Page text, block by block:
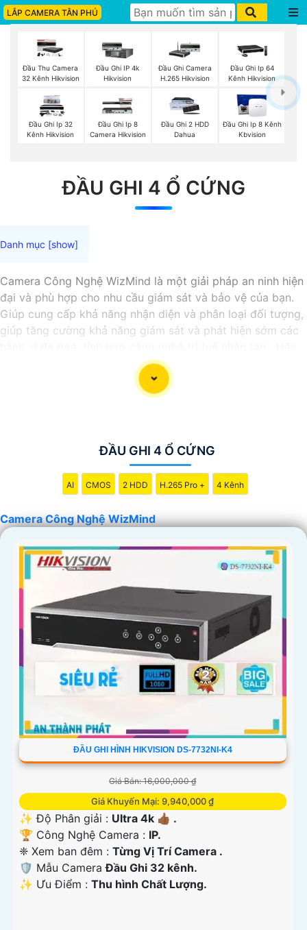
LẮP CAMERA TÂN PHÚ
Đầu Thu Camera
32 Kênh Hikvision
Đầu Ghi IP 4k
Hikvision
Đầu Ghi Camera
H.265 Hikvision
Đầu Ghi Ip 64
Kênh Hikvision
Đầu Ghi Ip 32
Kênh Hikvision
Đầu Ghi Ip 8
Camera Hikvision
Đầu Ghi 2 HDD
Dahua
Đầu Ghi Ip 8 Kênh
Kbvision
ĐẦU GHI 4 Ổ CỨNG
Camera Công Nghệ WizMind là một giải pháp an ninh hiện
đại và phù hợp cho nhu cầu giám sát và bảo vệ của bạn.
Giúp cung cấp khả năng nhận diện và phân loại đối tượng,
giúp tăng cường khả năng giám sát và phát hiện sớm các
chọn ngay camera ngay hôm nay để bảo vệ an ninh cho
không gian của bạn một cách tối ưu và an toàn.
ĐẦU GHI 4 Ổ CỨNG
AI CMOS 2 HDD H.265 Pro + 4 Kênh
Camera Công Nghệ WizMind
ĐẦU GHI HÌNH HIKVISION DS-7732NI-K4
Giá Bán: 16,000,000 ₫
Giá Khuyến Mại: 9,940,000 ₫
✨ Độ Phân giải : Ultra 4k 👍🏾 .
🏆 Công Nghệ Camera : IP.
❈ Xem ban đêm : Từng Vị Trí Camera .
🛡 Mẫu CameraĐầu Ghi 32 kênh.
️✨ Ưu Điểm : Thu hình Chất Lượng.